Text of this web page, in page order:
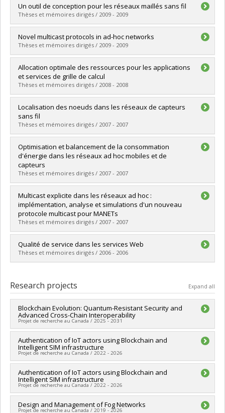
Graduate :Rezgui, Jihene
Cycle : Doctoral
Grade :Ph. D.
Lien vers le document dans Papyrus
Un outil de conception pour les réseaux maillés sans fil
Thèses et mémoires dirigés / 2009 - 2009
Graduate :St-Georges, Nicolas
Cycle : Master's
Grade :M. Sc.
Lien vers le document dans Papyrus
Novel multicast protocols in ad-hoc networks
Thèses et mémoires dirigés / 2009 - 2009
Graduate :Astier, Eric
Cycle :Master's
Grade :M. Sc.
Lien vers le document dans Papyrus
Allocation optimale des ressources pour les applications
et services de grille de calcul
Thèses et mémoires dirigés / 2008 - 2008
Graduate : Abdelhanine, Filali
Cycle :Master's
Grade :M. Sc.
Lien vers le document dans Papyrus
Localisation des noeuds dans les réseaux de capteurs
sans fil
Thèses et mémoires dirigés / 2007 - 2007
Graduate :Boushaba, Mustapha
Cycle :Master's
Grade :M. Sc.
Lien vers le document dans Papyrus
Optimisation et balancement de la consommation
d'énergie dans les réseaux ad hoc mobiles et de
capteurs
Thèses et mémoires dirigés / 2007 - 2007
Graduate :Chender, Farid
Cycle :Master's
Grade :M. Sc.
Lien vers le document dans Papyrus
Multicast explicite dans les réseaux ad hoc :
implémentation, analyse et simulations d'un nouveau
protocole multicast pour MANETs
Thèses et mémoires dirigés / 2007 - 2007
Graduate :Ferraris, Cédric
Cycle : Master's
Grade :M. Sc.
Qualité de service dans les services Web
Thèses et mémoires dirigés / 2006 - 2006
Cycle :Master's
Grade :M. Sc.
Lien vers le document dans Papyrus
Research projects Expand all
Blockchain Evolution: Quantum-Resistant Security and
Advanced Cross-Chain Interoperability
Projet de recherche au Canada / 2025 - 2031
Lead researcher : Abdelhakim Hafid
Funding sources:CRSNG/Conseil de recherches en sciences
naturelles et génie du Canada (CRSNG)
PVX20965-(RGP) Programme de subvention à
la découverte individuelle ou de groupe
Authentication of IoT actors using Blockchain and
Intelligent SIM infrastructure
Projet de recherche au Canada / 2022 - 2026
Funding sources:CRSNG/Conseil de recherches en sciences
naturelles et génie du Canada (CRSNG)
Grant programs:
Authentication of IoT actors using Blockchain and
Intelligent SIM infrastructure
Projet de recherche au Canada / 2022 - 2026
Funding sources:Flex Group
Design and Management of Fog Networks
Projet de recherche au Canada / 2019 - 2026